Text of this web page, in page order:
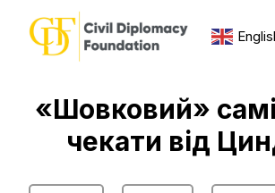
«Шовковий»
чекати від